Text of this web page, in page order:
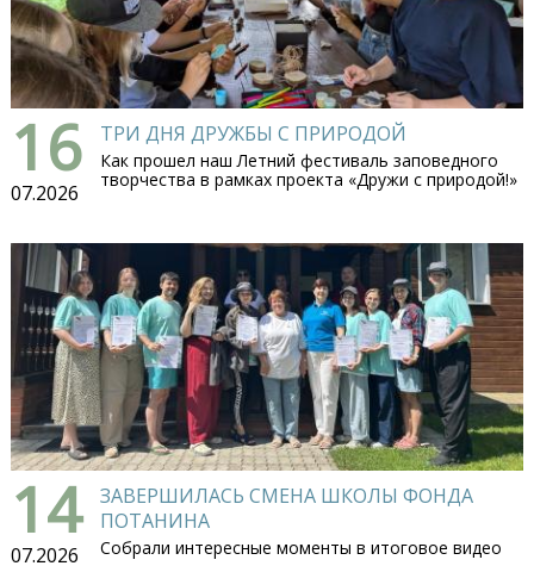
16
07.2026
ТРИ ДНЯ ДРУЖБЫ С ПРИРОДОЙ
Как прошел наш Летний фестиваль заповедного
творчества в рамках проекта «Дружи с природой!»
14
07.2026
ЗАВЕРШИЛАСЬ СМЕНА ШКОЛЫ ФОНДА
ПОТАНИНА
Собрали интересные моменты в итоговое видео